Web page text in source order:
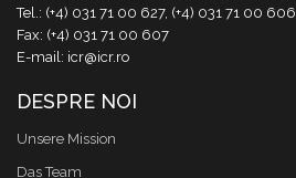
Tel.: (+4) 031 71 00 627, (+4) 031 71 00 606
Fax: (+4) 031 71 00 607
E-mail: icr@icr.ro
DESPRE NOI
Unsere Mission
Das Team